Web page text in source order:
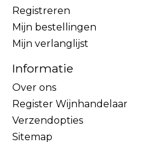
Registreren
Mijn bestellingen
Mijn verlanglijst
Informatie
Over ons
Register Wijnhandelaar
Verzendopties
Sitemap